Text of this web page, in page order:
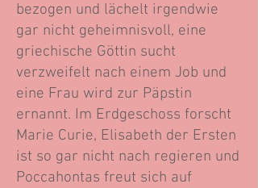
bezogen und lächelt irgendwie
gar nicht geheimnisvoll, eine
griechische Göttin sucht
verzweifelt nach einem Job und
eine Frau wird zur Päpstin
ernannt. Im Erdgeschoss forscht
Marie Curie, Elisabeth der Ersten
ist so gar nicht nach regieren und
Poccahontas freut sich auf